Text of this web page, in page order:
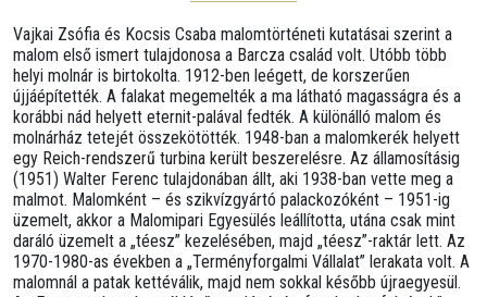
Vajkai Zsófia és Kocsis Csaba malomtörténeti kutatásai szerint a
malom első ismert tulajdonosa a Barcza család volt. Utóbb több
helyi molnár is birtokolta. 1912-ben leégett, de korszerűen
újjáépítették. A falakat megemelték a ma látható magasságra és a
korábbi nád helyett eternit-palával fedték. A különálló malom és
molnárház tetejét összekötötték. 1948-ban a malomkerék helyett
egy Reich-rendszerű turbina került beszerelésre. Az államosításig
(1951) Walter Ferenc tulajdonában állt, aki 1938-ban vette meg a
malmot. Malomként – és szikvízgyártó palackozóként – 1951-ig
üzemelt, akkor a Malomipari Egyesülés leállította, utána csak mint
daráló üzemelt a „téesz” kezelésében, majd „téesz”-raktár lett. Az
1970-1980-as években a „Terményforgalmi Vállalat” lerakata volt. A
malomnál a patak kettéválik, majd nem sokkal később újraegyesül.